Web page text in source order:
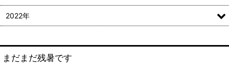
まだまだ残暑です
2022年